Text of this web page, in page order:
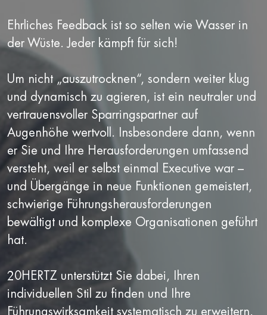
Ehrliches Feedback ist so selten wie Wasser in
der Wüste. Jeder kämpft für sich!
Um nicht „auszutrocknen“, sondern weiter klug
und dynamisch zu agieren, ist ein neutraler und
vertrauensvoller Sparringspartner auf
Augenhöhe wertvoll. Insbesondere dann, wenn
er Sie und Ihre Herausforderungen umfassend
versteht, weil er selbst einmal Executive war –
und Übergänge in neue Funktionen gemeistert,
schwierige Führungsherausforderungen
bewältigt und komplexe Organisationen geführt
hat.
20HERTZ unterstützt Sie dabei, Ihren
individuellen Stil zu finden und Ihre
Führungswirksamkeit systematisch zu erweitern.